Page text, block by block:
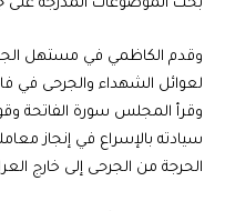
بحث الموضوعات المدرجة على
وقدم الكاظمي في مستهل
لعوائل الشهداء والجرحى في
وقرأ المجلس سورة الفاتحة
سيادته بالإسراع في إنجاز
الحرجة من الجرحى إلى خارج